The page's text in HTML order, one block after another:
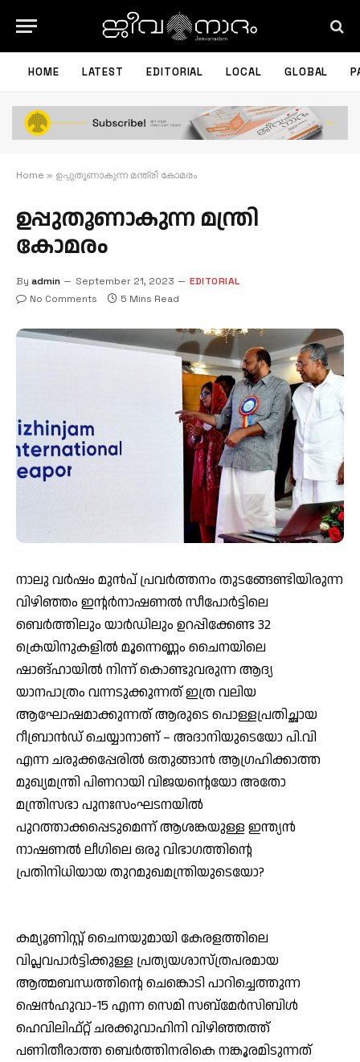
HOME LATEST EDITORIAL LOCAL GLOBAL
Home » ഉപ്പുതൂണാകുന്ന മന്ത്രി കോമരം
ഉപ്പുതൂണാകുന്ന മന്ത്രി
കോമരം
By admin September 21, 2023
EDITORIAL
No Comments
5 Mins Read
നാലു വര്‍ഷം മുന്‍പ് പ്രവര്‍ത്തനം തുടങ്ങേണ്ടിയിരുന്ന
വിഴിഞ്ഞം ഇന്റര്‍നാഷണല്‍ സീപോര്‍ട്ടിലെ
ബെര്‍ത്തിലും യാര്‍ഡിലും ഉറപ്പിക്കേണ്ട 32
ക്രെയിനുകളില്‍ മൂന്നെണ്ണം ചൈനയിലെ
ഷാങ്ഹായില്‍ നിന്ന് കൊണ്ടുവരുന്ന ആദ്യ
യാനപാത്രം വന്നടുക്കുന്നത് ഇത്ര വലിയ
ആഘോഷമാക്കുന്നത് ആരുടെ പൊള്ളപ്രതിച്ഛായ
റീബ്രാന്‍ഡ് ചെയ്യാനാണ് – അദാനിയുടെയോ പി.വി
എന്ന ചരുക്കപ്പേരില്‍ ഒതുങ്ങാന്‍ ആഗ്രഹിക്കാത്ത
മുഖ്യമന്ത്രി പിണറായി വിജയന്റെയോ അതോ
മന്ത്രിസഭാ പുനഃസംഘടനയില്‍
പുറത്താക്കപ്പെടുമെന്ന് ആശങ്കയുള്ള ഇന്ത്യന്‍
നാഷണല്‍ ലീഗിലെ ഒരു വിഭാഗത്തിന്റെ
പ്രതിനിധിയായ തുറമുഖമന്ത്രിയുടെയോ?
കമ്യൂണിസ്റ്റ് ചൈനയുമായി കേരളത്തിലെ
വിപ്ലവപാര്‍ട്ടിക്കുള്ള പ്രത്യയശാസ്ത്രപരമായ
ആത്മബന്ധത്തിന്റെ ചെങ്കൊടി പാറിച്ചെത്തുന്ന
ഷെന്‍ഹുവാ-15 എന്ന സെമി സബ്മേര്‍സിബിള്‍
ഹെവിലിഫ്റ്റ് ചരക്കുവാഹിനി വിഴിഞ്ഞത്ത്
പണിതീരാത്ത ബെര്‍ത്തിനരികെ നങ്കൂരമിടുന്നത്